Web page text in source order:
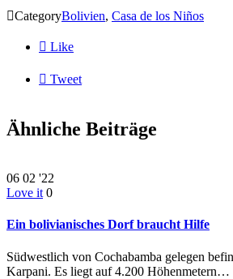
CategoryBolivien, Casa de los Niños
 Like
 Tweet
Ähnliche Beiträge
06 02 '22
Love it 0
Ein bolivianisches Dorf braucht Hilfe
Südwestlich von Cochabamba gelegen
Karpani. Es liegt auf 4.200 Höhenmetern…